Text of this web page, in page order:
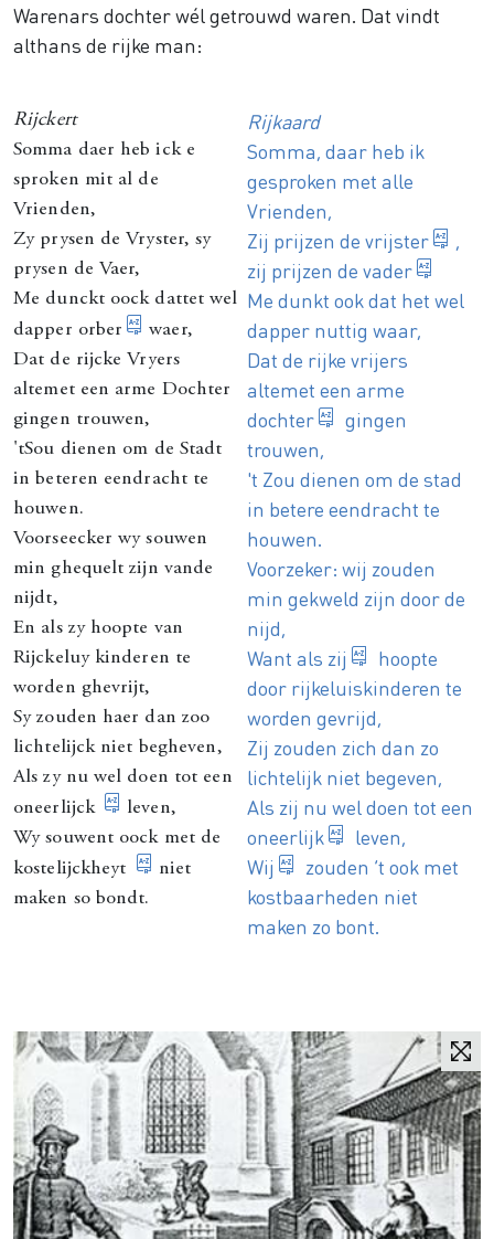
Warenars dochter wél getrouwd waren. Dat vindt
althans de rijke man:
Rijckert
Somma daer heb ick e
sproken mit al de
Vrienden,
Zy prysen de Vryster, sy
prysen de Vaer,
Me dunckt oock dattet wel
dapper orber
zeer nuttig
waer,
Dat de rijcke Vryers
altemet een arme Dochter
gingen trouwen,
'tSou dienen om de Stadt
in beteren eendracht te
houwen.
Voorseecker wy souwen
min ghequelt zijn vande
nijdt,
En als zy hoopte van
Rijckeluy kinderen te
worden ghevrijt,
Sy zouden haer dan zoo
lichtelijck niet begheven,
Als zy nu wel doen tot een
oneerlijck
onfatsoenlijk, oneerbaar
leven,
Wy souwent oock met de
kostelijckheyt
kostbaarheid van levenswijze, weelde
niet
maken so bondt.
Rijkaard
Somma, daar heb ik
gesproken met alle
Vrienden,
Zij prijzen de vrijster
zij prijzen de vader
Me dunkt ook dat het wel
dapper nuttig waar,
Dat de rijke vrijers
altemet een arme
dochter
meisje
gingen
trouwen,
't Zou dienen om de stad
in betere eendracht te
houwen.
Voorzeker: wij zouden
min gekweld zijn door de
nijd,
Want als zij =het arme
hoopte
door rijkeluiskinderen te
worden gevrijd,
Zij zouden zich dan zo
lichtelijk niet begeven,
Als zij nu wel doen tot een
oneerlijk
onfatsoenlijk
leven,
Wij
=de rijken
zouden ‘t ook met
kostbaarheden niet
maken zo bont.